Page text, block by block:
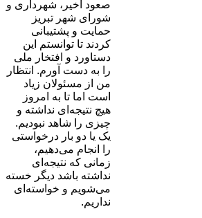
صعود اخیر، شهرداری و
شورای شهر تبریز
حمایت و پشتیبانی
کردند تا توانستم این
دستاورد و افتخار ملی
را به دست آورم. انتظار
من از مسئولان زیاد
است اما تا به امروز
هیچ نتیجه‌ای نداشته و
چیزی را شاهد نبودیم.
یک یا دو بار درخواستی
را انجام می‌دهیم،
زمانی که نتیجه‌ای
نداشته باشد دیگر خسته
می‌شویم و خواسته‌ای
نداریم.